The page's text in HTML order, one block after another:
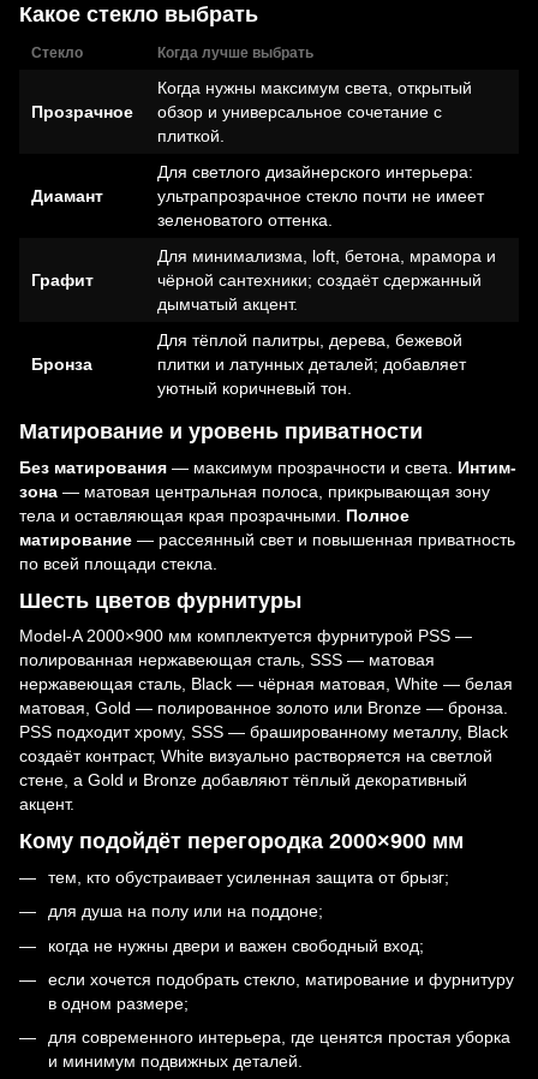
Какое стекло выбрать
Стекло Когда лучше выбрать
Прозрачное
Когда нужны максимум света, открытый
обзор и универсальное сочетание с
плиткой.
Диамант
Для светлого дизайнерского интерьера:
ультрапрозрачное стекло почти не имеет
зеленоватого оттенка.
Графит
Для минимализма, loft, бетона, мрамора и
чёрной сантехники; создаёт сдержанный
дымчатый акцент.
Бронза
Для тёплой палитры, дерева, бежевой
плитки и латунных деталей; добавляет
уютный коричневый тон.
Матирование и уровень приватности
Без матирования — максимум прозрачности и света. Интим-
зона — матовая центральная полоса, прикрывающая зону
тела и оставляющая края прозрачными. Полное
матирование — рассеянный свет и повышенная приватность
по всей площади стекла.
Шесть цветов фурнитуры
Model-A 2000×900 мм комплектуется фурнитурой PSS —
полированная нержавеющая сталь, SSS — матовая
нержавеющая сталь, Black — чёрная матовая, White — белая
матовая, Gold — полированное золото или Bronze — бронза.
PSS подходит хрому, SSS — брашированному металлу, Black
создаёт контраст, White визуально растворяется на светлой
стене, а Gold и Bronze добавляют тёплый декоративный
акцент.
Кому подойдёт перегородка 2000×900 мм
тем, кто обустраивает усиленная защита от брызг;
для душа на полу или на поддоне;
когда не нужны двери и важен свободный вход;
если хочется подобрать стекло, матирование и фурнитуру
в одном размере;
для современного интерьера, где ценятся простая уборка
и минимум подвижных деталей.